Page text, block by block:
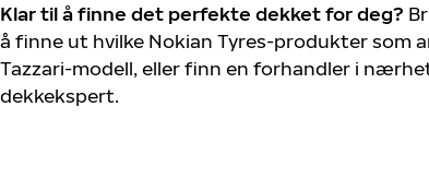
Klar til å finne det perfekte dekket for deg?
å finne ut hvilke Nokian Tyres-produkter som
Tazzari-modell, eller finn en forhandler i
dekkekspert.